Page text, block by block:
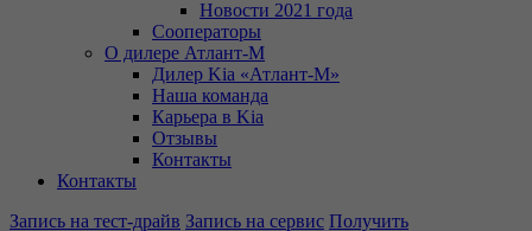
Новости 2021 года
Сооператоры
О дилере Атлант-М
Дилер Kia «Атлант-М»
Наша команда
Карьера в Kia
Отзывы
Контакты
Контакты
Запись на тест-драйв Запись на сервис Получить